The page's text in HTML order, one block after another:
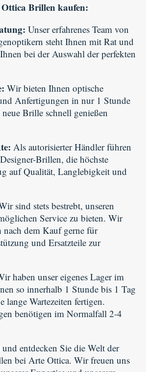
Brillen kaufen:
Unser erfahrenes Team von
steht Ihnen mit Rat und
bei der Auswahl der perfekten
Wir bieten Ihnen optische
Anfertigungen in nur 1 Stunde
Brille schnell genießen
Als autorisierter Händler führen
Brillen, die höchste
auf Qualität, Langlebigkeit und
sind stets bestrebt, unseren
Service zu bieten. Wir
nach dem Kauf gerne für
und Ersatzteile zur
haben unser eigenes Lager im
so innerhalb 1 Stunde bis 1 Tag
lange Wartezeiten fertigen.
benötigen im Normalfall 2-4
entdecken Sie die Welt der
bei Arte Ottica. Wir freuen uns